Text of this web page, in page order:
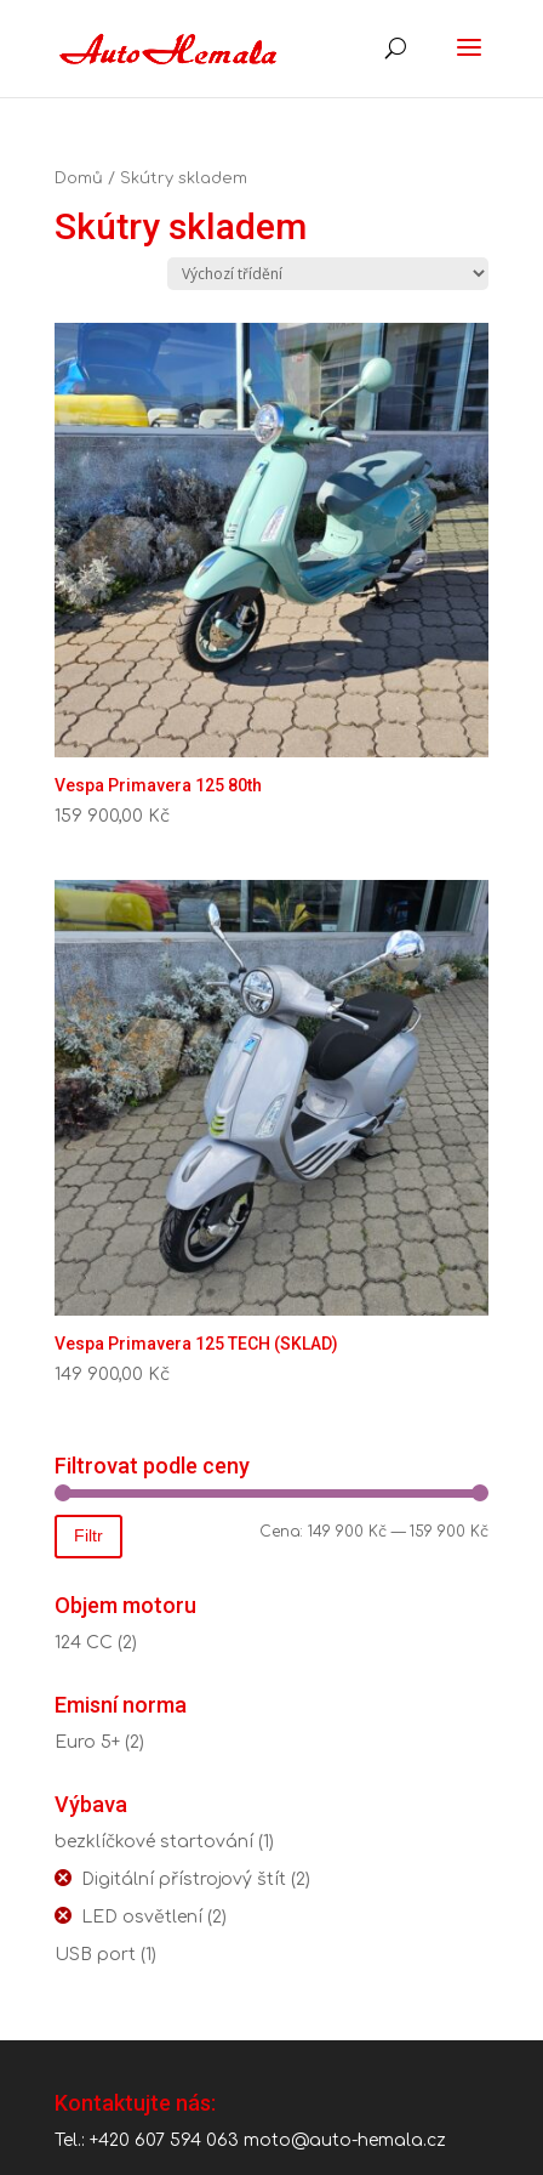
Domů / Skútry skladem
Skútry skladem
Vespa Primavera 125 80th
159 900,00 Kč
Vespa Primavera 125 TECH (SKLAD)
149 900,00 Kč
Filtrovat podle ceny
Filtr Cena:149 900 Kč —159 900 Kč
Objem motoru
124 CC (2)
Emisní norma
Euro 5+ (2)
Výbava
bezklíčkové startování (1)
Digitální přístrojový štít (2)
LED osvětlení (2)
USB port (1)
Kontaktujte nás:
Tel.: +420 607 594 063 moto@auto-hemala.cz